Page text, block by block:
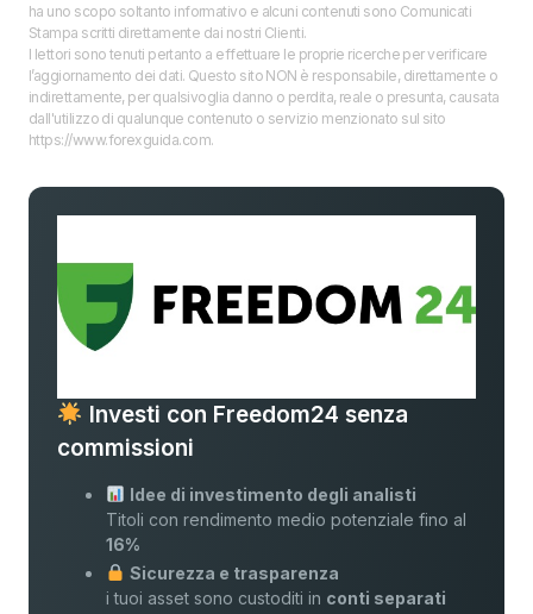
ha uno scopo soltanto informativo e alcuni contenuti sono Comunicati
Stampa scritti direttamente dai nostri Clienti.
I lettori sono tenuti pertanto a effettuare le proprie ricerche per verificare
l’aggiornamento dei dati. Questo sito NON è responsabile, direttamente o
indirettamente, per qualsivoglia danno o perdita, reale o presunta, causata
dall'utilizzo di qualunque contenuto o servizio menzionato sul sito
https://www.forexguida.com.
Investi con Freedom24 senza
commissioni
Idee di investimento degli analisti
Titoli con rendimento medio potenziale fino al
16%
Sicurezza e trasparenza
i tuoi asset sono custoditi in conti separati